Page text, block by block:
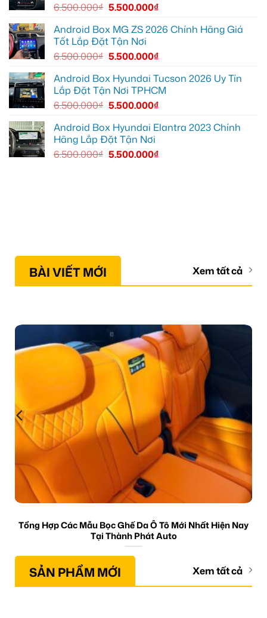
xem
dẫn
đường
6.500.000₫ 5.500.000₫
Android Box MG ZS 2026 Chính Hãng Giá
Tốt Lắp Đặt Tận Nơi
6.500.000₫ 5.500.000₫
Android Box Hyundai Tucson 2026 Uy Tín
Lắp Đặt Tận Nơi TPHCM
6.500.000₫ 5.500.000₫
Android Box Hyundai Elantra 2023 Chính
Hãng Lắp Đặt Tận Nơi
6.500.000₫ 5.500.000₫
BÀI VIẾT MỚI Xem tất cả
Tổng Hợp Các Mẫu Bọc Ghế Da Ô Tô Mới Nhất Hiện Nay
Tại Thành Phát Auto
SẢN PHẨM MỚI Xem tất cả